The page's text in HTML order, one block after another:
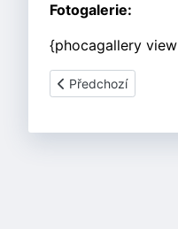
Fotogalerie:
{phocagallery
Předchozí článek:
Předchozí